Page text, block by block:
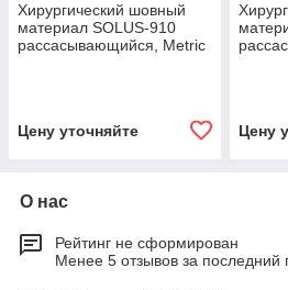
Хирургический шовный
материал SOLUS-910
рассасывающийся, Metric
Цену уточняйте Цену
О нас
Рейтинг не сформирован
Менее 5 отзывов за последний